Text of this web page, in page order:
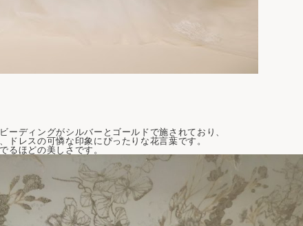
ーディングがシルバーとゴールドで施されており、
ドレスの可憐な印象にぴったりな花言葉です。
るほどの美しさです。